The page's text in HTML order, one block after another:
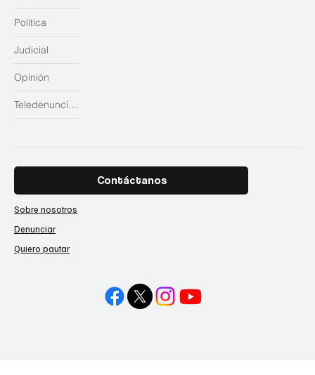
Judicial
Opinión
Teledenuncias
Política
Contáctanos
Sobre nosotros
Denunciar
Quiero pautar